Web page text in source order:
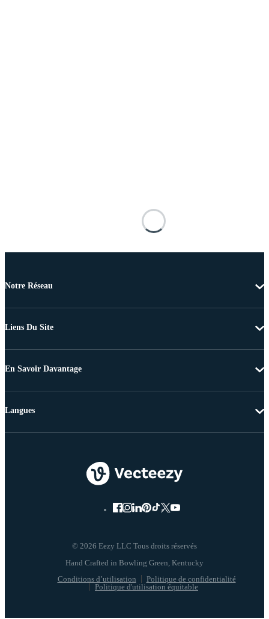
Notre Réseau
Liens Du Site
En Savoir Davantage
© 2026 Eezy LLC Tous droits réservés
Conditions d’utilisation
Politique de confidentialité
Politique d'utilisation équitable
Langues